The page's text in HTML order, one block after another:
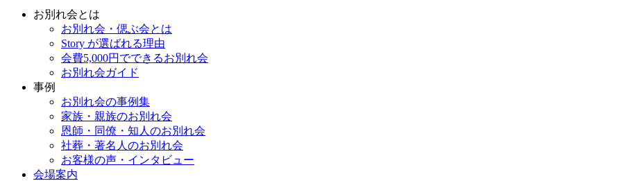
お別れ会とは
お別れ会・偲ぶ会とは
Story が選ばれる理由
会費5,000円でできるお別れ会
お別れ会ガイド
事例
お別れ会の事例集
家族・親族のお別れ会
恩師・同僚・知人のお別れ会
社葬・著名人のお別れ会
お客様の声・インタビュー
会場案内